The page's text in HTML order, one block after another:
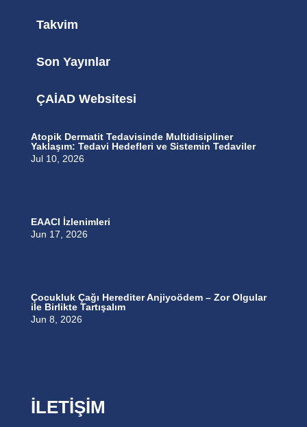
Takvim
Son Yayınlar
ÇAİAD Websitesi
Atopik Dermatit Tedavisinde Multidisipliner
Yaklaşım: Tedavi Hedefleri ve Sistemin Tedaviler
Jul 10, 2026
EAACI İzlenimleri
Jun 17, 2026
Çocukluk Çağı Herediter Anjiyoödem – Zor Olgular
ile Birlikte Tartışalım
Jun 8, 2026
İLETİŞİM